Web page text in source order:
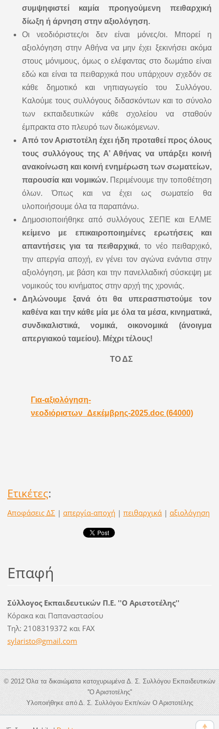
συμψηφιστεί καμία προηγούμενη πειθαρχική
δίωξη ή άρνηση στην αξιολόγηση.
Οι νεοδιόριστες/οι δεν είναι μόνες/οι. Μπορεί η
αξιολόγηση στην Αθήνα να μην έχει ξεκινήσει ακόμα
στους μόνιμους, όμως ο ελέφαντας στο δωμάτιο είναι
εδώ και είναι τα πειθαρχικά που υπάρχουν σχεδόν σε
κάθε δημοτικό και νηπιαγωγείο του Συλλόγου.
Καλούμε τους συλλόγους διδασκόντων και το σύνολο
των εκπαιδευτικών κάθε σχολείου να σταθούν
έμπρακτα στο πλευρό των διωκόμενων.
Από τον Αριστοτέλη έχει ήδη προταθεί προς όλους
τους συλλόγους της Α’ Αθήνας να υπάρξει κοινή
ανακοίνωση και κοινή ενημέρωση των σωματείων,
παρουσία και νομικών.Περιμένουμε την τοποθέτηση
όλων. Όπως και να έχει ως σωματείο θα
υλοποιήσουμε όλα τα παραπάνω.
Δημοσιοποιήθηκε από συλλόγους ΣΕΠΕ και ΕΛΜΕ
κείμενο με επικαιροποιημένες ερωτήσεις και
απαντήσεις για τα πειθαρχικά, το νέο πειθαρχικό,
την απεργία αποχή, εν γένει τον αγώνα ενάντια στην
αξιολόγηση, με βάση και την πανελλαδική σύσκεψη με
νομικούς του κινήματος στην αρχή της χρονιάς.
Δηλώνουμε ξανά ότι θα υπερασπιστούμε τον
καθένα και την κάθε μία με όλα τα μέσα, κινηματικά,
συνδικαλιστικά, νομικά, οικονομικά (άνοιγμα
απεργιακού ταμείου). Μέχρι τέλους!
ΤΟ ΔΣ
Για-αξιολόγηση-
νεοδιόριστων_Δεκέμβρης-2025.doc (64000)
Ετικέτες:
Αποφάσεις ΔΣ | απεργία-αποχή | πειθαρχικά | αξιολόγηση
Επαφή
Σύλλογος Εκπαιδευτικών Π.Ε. ''Ο Αριστοτέλης''
Κόρακα και Παπαναστασίου
Τηλ: 2108319372 και FAX
sylaristo@gmail.com
© 2012 Όλα τα δικαιώματα κατοχυρωμένα Δ. Σ. Συλλόγου Εκπαιδευτικών
''Ο Αριστοτέλης''
Υλοποιήθηκε από Δ. Σ. Συλλόγου Εκπ/κών Ο Αριστοτέλης